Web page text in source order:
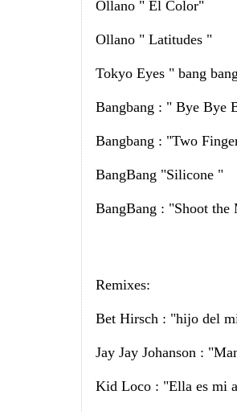
Ollano " El Color"
Ollano " Latitudes "
Tokyo Eyes " bang
Bangbang : " Bye Bye
Bangbang : "Two
BangBang "Silicone "
BangBang : "Shoot the
Remixes:
Bet Hirsch : "hijo del
Jay Jay Johanson :
Kid Loco : "Ella es mi